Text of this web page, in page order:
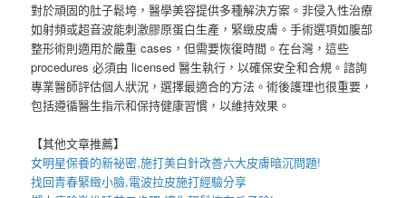
對於頑固的肚子鬆垮，醫學美容提供多種解決方案。非侵入性治療
如射頻或超音波能刺激膠原蛋白生產，緊緻皮膚。手術選項如腹部
整形術則適用於嚴重 cases，但需要恢復時間。在台灣，這些
procedures 必須由 licensed 醫生執行，以確保安全和合規。諮詢
專業醫師評估個人狀況，選擇最適合的方法。術後護理也很重要，
包括遵循醫生指示和保持健康習慣，以維持效果。
【其他文章推薦】
女明星保養的新祕密,施打美白針改善六大皮膚暗沉問題!
找回青春緊緻小臉,電波拉皮施打經驗分享